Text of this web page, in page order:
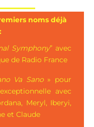
noms déjà
Symphony” avec
de Radio France
Va Sano» pour
avec
Meryl, Iberyi,
et Claude